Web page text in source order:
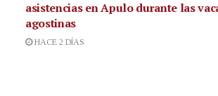
asistencias en Apulo durante las
agostinas
HACE 2 DÍAS